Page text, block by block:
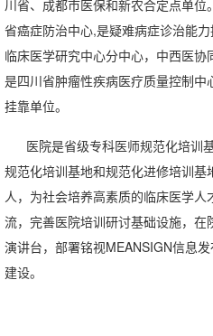
川省、成都市医保和新农合定点单
省癌症防治中心,是疑难病症诊治能
临床医学研究中心分中心，中西医协
是四川省肿瘤性疾病医疗质量控制
挂靠单位。
医院是省级专科医师规范化培训
规范化培训基地和规范化进修培训
人，为社会培养高素质的临床医学
流，完善医院培训研讨基础设施，
演讲台，部署铭视MEANSIGN信息
建设。